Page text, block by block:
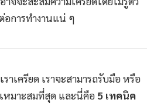
การทำงานแน่ ๆ
าเครียด เราจะสามารถรับมือ หรือ
หมาะสมที่สุด และนี่คือ 5 เทคนิค